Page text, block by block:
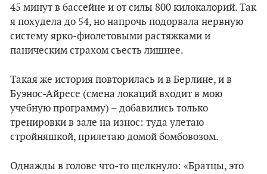
45 минут в бассейне и от силы 800 килокалорий. Так
я похудела до 54, но напрочь подорвала нервную
систему ярко-фиолетовыми растяжками и
паническим страхом съесть лишнее.
Такая же история повторилась и в Берлине, и в
Буэнос-Айресе (смена локаций входит в мою
учебную программу) – добавились только
тренировки в зале на износ: туда улетаю
стройняшкой, прилетаю домой бомбовозом.
Однажды в голове что-то щелкнуло: «Братцы, это